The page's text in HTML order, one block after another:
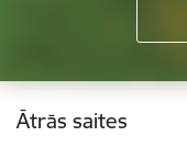
Kājene
Ātrās saites